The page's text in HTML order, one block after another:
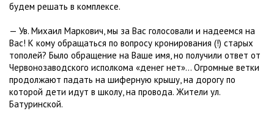
будем решать в комплексе.
— Ув. Михаил Маркович, мы за Вас голосовали и надеемся на
Вас! К кому обращаться по вопросу кронирования (!) старых
тополей? Было обращение на Ваше имя, но получили ответ от
Червонозаводского исполкома «денег нет»... Огромные ветки
продолжают падать на шиферную крышу, на дорогу по
которой дети идут в школу, на провода. Жители ул.
Батуринской.